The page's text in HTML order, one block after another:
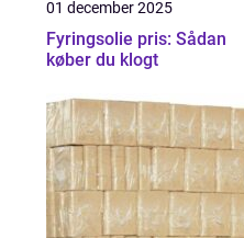
01 december 2025
Fyringsolie pris: Sådan
køber du klogt